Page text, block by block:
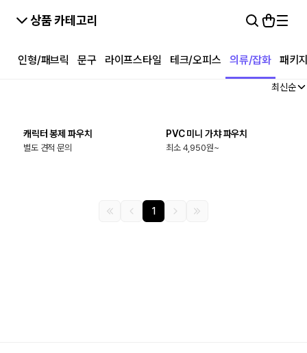
상품 카테고리
인형/패브릭 문구 라이프스타일 테크/오피스 의류/잡화 패키
최신순
캐릭터 봉제 파우치
별도 견적 문의
PVC 미니 가챠 파우치
최소 4,950원~
1